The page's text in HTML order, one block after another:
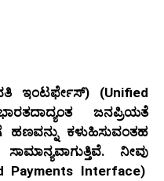
ಇಂಟರ್ಫೇಸ್) (Unified
ಜನಪ್ರಿಯತೆ
ಹಣವನ್ನು ಕಳುಹಿಸುವಂತಹ
ನೀವು
Payments Interface)